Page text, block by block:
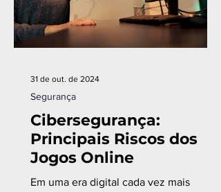
Cibersegurança:
Principais Riscos dos
Jogos Online
Em uma era digital cada vez mais
Segurança
31 de out. de 2024